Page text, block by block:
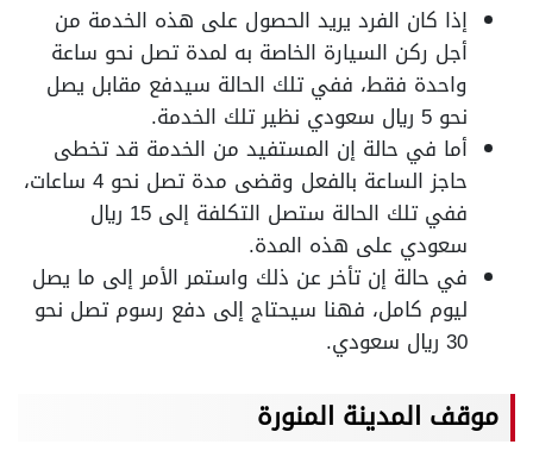
إذا كان الفرد يريد الحصول على هذه الخدمة من
أجل ركن السيارة الخاصة به لمدة تصل نحو ساعة
واحدة فقط، ففي تلك الحالة سيدفع مقابل يصل
نحو 5 ريال سعودي نظير تلك الخدمة.
أما في حالة إن المستفيد من الخدمة قد تخطى
حاجز الساعة بالفعل وقضى مدة تصل نحو 4 ساعات،
ففي تلك الحالة ستصل التكلفة إلى 15 ريال
سعودي على هذه المدة.
في حالة إن تأخر عن ذلك واستمر الأمر إلى ما يصل
ليوم كامل، فهنا سيحتاج إلى دفع رسوم تصل نحو
30 ريال سعودي.
موقف المدينة المنورة